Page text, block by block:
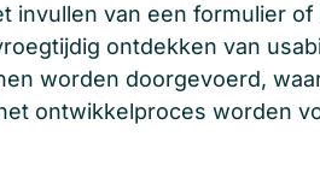
invullen van een formulier
ontdekken van
worden doorgevoerd,
ontwikkelproces worden